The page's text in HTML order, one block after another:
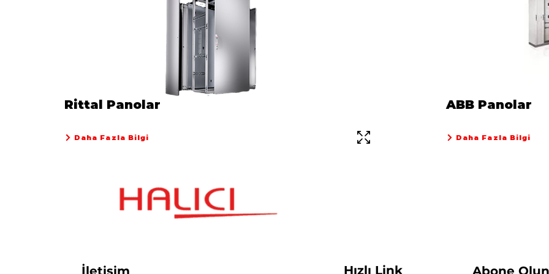
Rittal Panolar
Daha Fazla Bilgi
ABB Panolar
Daha Fazla Bilgi
İletişim Hızlı Link Abone Olun